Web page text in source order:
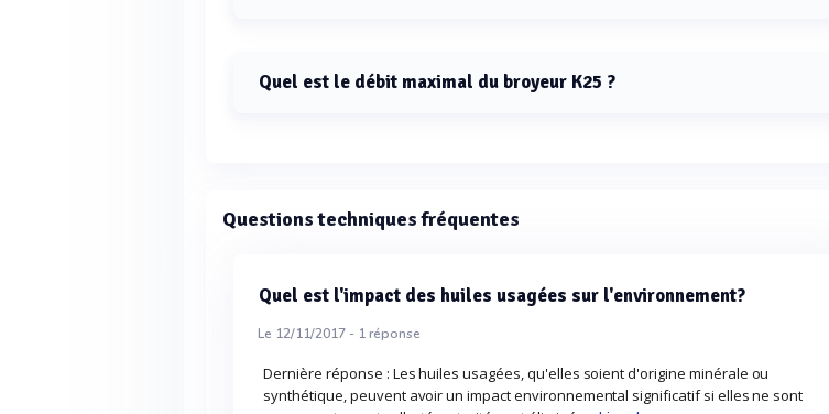
Quel est le débit maximal du broyeur K25 ?
Questions techniques fréquentes
Quel est l'impact des huiles usagées sur l'environnement?
Le 12/11/2017 - 1réponse
Dernière réponse : Les huiles usagées, qu'elles soient d'origine minérale ou
synthétique, peuvent avoir un impact environnemental significatif si elles ne sont